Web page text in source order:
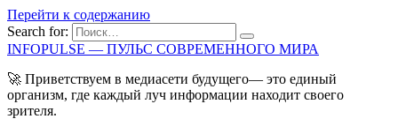
Перейти к содержанию
Search for:
INFOPULSE — ПУЛЬС СОВРЕМЕННОГО МИРА
🚀 Приветствуем в медиасети будущего— это единый
организм, где каждый луч информации находит своего
зрителя.